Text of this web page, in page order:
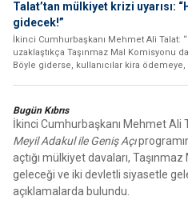
Talat’tan mülkiyet krizi uyarısı:
gidecek!”
İkinci Cumhurbaşkanı Mehmet Ali Talat:
uzaklaştıkça Taşınmaz Mal Komisyonu
Böyle giderse, kullanıcılar kira
Bugün Kıbrıs
İkinci Cumhurbaşkanı Mehmet Ali
Meyil Adakul ile Geniş Açı
açtığı mülkiyet davaları,
geleceği ve iki devletli siyasetle
açıklamalarda bulundu.